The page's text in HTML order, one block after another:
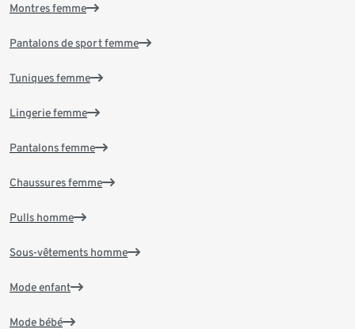
Montres femme
Pantalons de sport femme
Tuniques femme
Lingerie femme
Pantalons femme
Chaussures femme
Pulls homme
Sous-vêtements homme
Mode enfant
Mode bébé